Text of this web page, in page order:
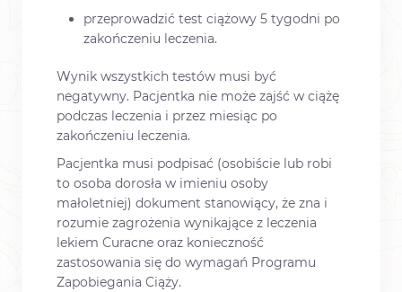
przeprowadzić test ciążowy 5 tygodni po
zakończeniu leczenia.
Wynik wszystkich testów musi być
negatywny. Pacjentka nie może zajść w ciążę
podczas leczenia i przez miesiąc po
zakończeniu leczenia.
Pacjentka musi podpisać (osobiście lub robi
to osoba dorosła w imieniu osoby
małoletniej) dokument stanowiący, że zna i
rozumie zagrożenia wynikające z leczenia
lekiem Curacne oraz konieczność
zastosowania się do wymagań Programu
Zapobiegania Ciąży.